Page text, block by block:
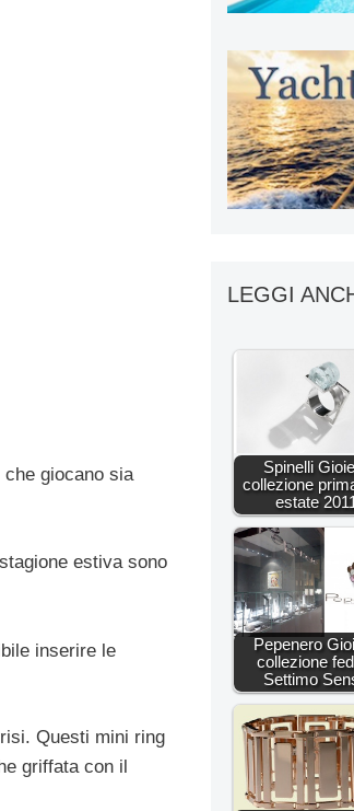
giocano sia
estiva sono
inserire le
Questi mini ring
griffata con il
LEGGI
Spinelli
collezione
estate
Pepenero
collezione
Settimo